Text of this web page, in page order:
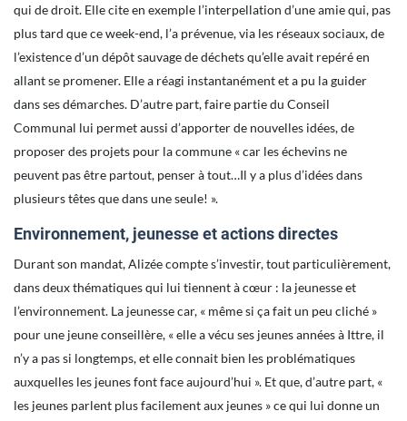
qui de droit. Elle cite en exemple l’interpellation d’une amie qui, pas
plus tard que ce week-end, l’a prévenue, via les réseaux sociaux, de
l’existence d’un dépôt sauvage de déchets qu’elle avait repéré en
allant se promener. Elle a réagi instantanément et a pu la guider
dans ses démarches. D’autre part, faire partie du Conseil
Communal lui permet aussi d’apporter de nouvelles idées, de
proposer des projets pour la commune « car les échevins ne
peuvent pas être partout, penser à tout…Il y a plus d’idées dans
plusieurs têtes que dans une seule! ».
Environnement, jeunesse et actions directes
Durant son mandat, Alizée compte s’investir, tout particulièrement,
dans deux thématiques qui lui tiennent à cœur : la jeunesse et
l’environnement. La jeunesse car, « même si ça fait un peu cliché »
pour une jeune conseillère, « elle a vécu ses jeunes années à Ittre, il
n’y a pas si longtemps, et elle connait bien les problématiques
auxquelles les jeunes font face aujourd’hui ». Et que, d’autre part, «
les jeunes parlent plus facilement aux jeunes » ce qui lui donne un